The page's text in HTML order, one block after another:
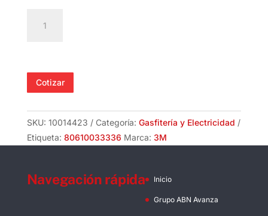
1perforación
9.53mm
3M
cantidad
Cotizar
SKU: 10014423 Categoría: Gasfitería y Electricidad
Etiqueta: 80610033336 Marca: 3M
Navegación rápida Inicio
Grupo ABN Avanza